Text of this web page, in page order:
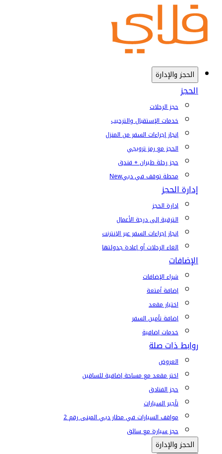
الحجز والإدارة
الحجز
حجز الرحلات
خدمات الإستقبال والترحيب
إنجاز إجراءات السفر من المنزل
الحجز مع رمز ترويجي
حجز رحلة طيران + فندق
محطة توقف في دبيNew
إدارة الحجز
إدارة الحجز
الترقية إلى درجة الأعمال
إنجاز إجراءات السفر عبر الإنترنت
إلغاء الرحلات أو إعادة جدولتها
الإضافات
شراء الإضافات
إضافة أمتعة
اختيار مقعد
إضافة تأمين السفر
خدمات إضافية
روابط ذات صلة
العروض
اختر مقعد مع مساحة إضافية للساقين
حجز الفنادق
تأجير السيارات
مواقف السيارات في مطار دبي المبنى رقم 2
حجز سيارة مع سائق
الحجز والإدارة